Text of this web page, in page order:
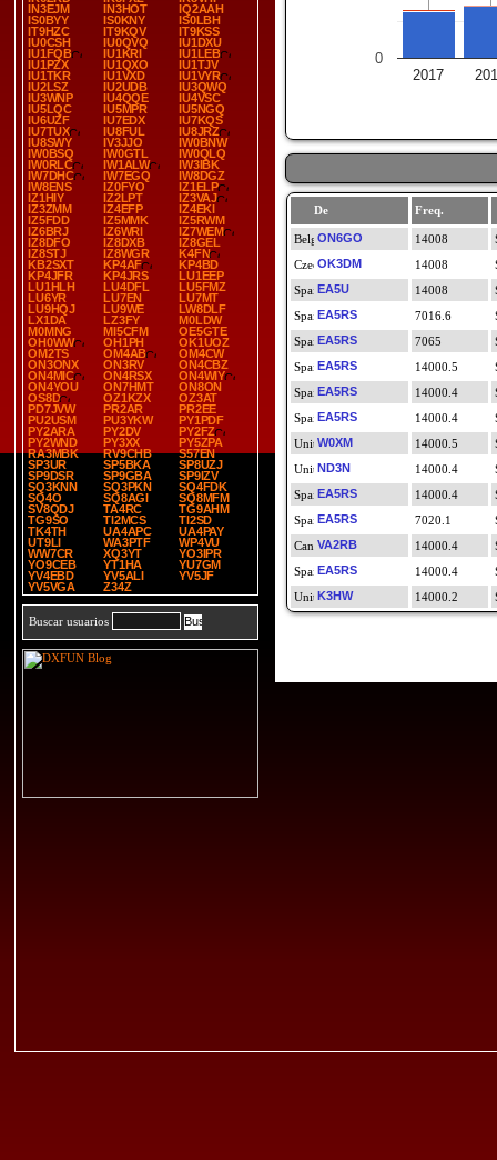
IN3EJM
IN3HOT
IQ2AAH
IS0BYY
IS0KNY
IS0LBH
IT9HZC
IT9KQV
IT9KSS
IU0CSH
IU0QVQ
IU1DXU
IU1FQB
IU1KRI
IU1LEB
IU1PZX
IU1QXO
IU1TJV
IU1TKR
IU1VXD
IU1VYR
IU2LSZ
IU2UDB
IU3QWQ
IU3WNP
IU4QQE
IU4VSC
IU5LQC
IU5MPR
IU5NGQ
IU6UZF
IU7EDX
IU7KQS
IU7TUX
IU8FUL
IU8JRZ
IU8SWY
IV3JJO
IW0BNW
IW0BSQ
IW0GTL
IW0QLQ
IW0RLC
IW1ALW
IW3IBK
IW7DHC
IW7EGQ
IW8DGZ
IW8ENS
IZ0FYO
IZ1ELP
IZ1HIY
IZ2LPT
IZ3VAJ
IZ3ZMM
IZ4EFP
IZ4EKI
IZ5FDD
IZ5MMK
IZ5RWM
IZ6BRJ
IZ6WRI
IZ7WEM
IZ8DFO
IZ8DXB
IZ8GEL
IZ8STJ
IZ8WGR
K4FN
KB2SXT
KP4AF
KP4BD
KP4JFR
KP4JRS
LU1EEP
LU1HLH
LU4DFL
LU5FMZ
LU6YR
LU7EN
LU7MT
LU9HQJ
LU9WE
LW8DLF
LX1DA
LZ3FY
M0LDW
M0MNG
MI5CFM
OE5GTE
OH0WW
OH1PH
OK1UOZ
OM2TS
OM4AB
OM4CW
ON3ONX
ON3RV
ON4CBZ
ON4MIC
ON4RSX
ON4WIY
ON4YOU
ON7HMT
ON8ON
OS8D
OZ1KZX
OZ3AT
PD7JVW
PR2AR
PR2EE
PU2USM
PU3YKW
PY1PDF
PY2ARA
PY2DV
PY2FZ
PY2WND
PY3XX
PY5ZPA
RA3MBK
RV9CHB
S57EN
SP3UR
SP5BKA
SP8UZJ
SP9DSR
SP9GBA
SP9IZV
SQ3KNN
SQ3PKN
SQ4FDK
SQ4O
SQ8AGI
SQ8MFM
SV8QDJ
TA4RC
TG9AHM
TG9SO
TI2MCS
TI2SD
TK4TH
UA4APC
UA4PAY
UT9LI
WA3PTF
WP4VU
WW7CR
XQ3YT
YO3IPR
YO9CEB
YT1HA
YU7GM
YV4EBD
YV5ALI
YV5JF
YV5VGA
Z34Z
Buscar usuarios
2017
0
De Freq.
ON6GO
14008
OK3DM
14008
EA5U
14008
EA5RS
7016.6
EA5RS
7065
EA5RS
14000.5
EA5RS
14000.4
EA5RS
14000.4
W0XM
14000.5
ND3N
14000.4
EA5RS
14000.4
EA5RS
7020.1
VA2RB
14000.4
EA5RS
14000.4
K3HW
14000.2